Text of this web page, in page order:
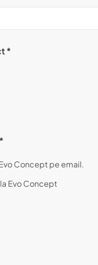
*
Concept pe email.
Evo Concept